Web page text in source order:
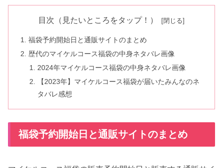
目次（見たいところをタップ！）
福袋予約開始日と通販サイトのまとめ
歴代のマイケルコース福袋の中身ネタバレ画像
2024年マイケルコース福袋の中身ネタバレ画像
【2023年】マイケルコース福袋が届いたみんなのネ
タバレ感想
福袋予約開始日と通販サイトのまとめ